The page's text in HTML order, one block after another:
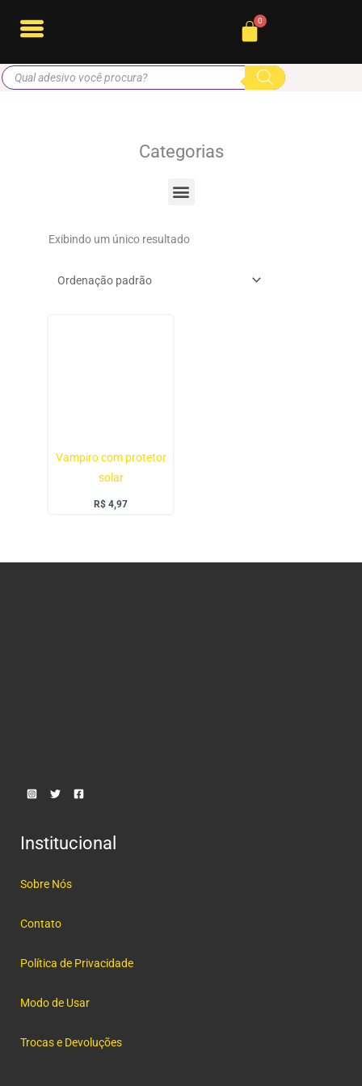
para
conteúdo
Cart
Pesquisar
produtos
Categorias
Menu
Exibindo um único resultado
Vampiro com protetor
solar
R$ 4,97
Institucional
Sobre Nós
Contato
Política de Privacidade
Modo de Usar
Trocas e Devoluções